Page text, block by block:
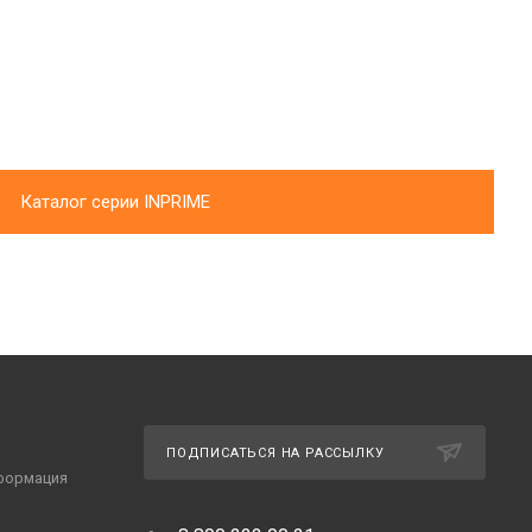
Каталог серии INPRIME
ПОДПИСАТЬСЯ НА РАССЫЛКУ